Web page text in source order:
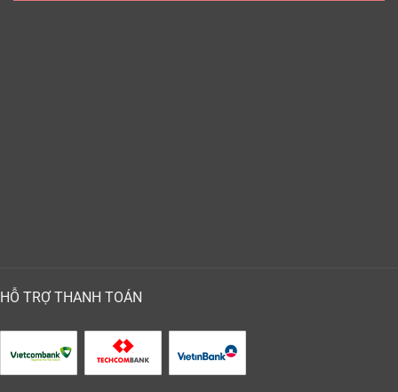
HỖ TRỢ THANH TOÁN